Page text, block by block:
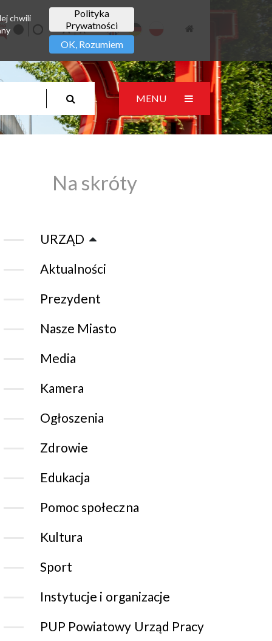
MENU
Na skróty
URZĄD
Aktualności
Prezydent
Nasze Miasto
Media
Kamera
Ogłoszenia
Zdrowie
Edukacja
Pomoc społeczna
Kultura
Sport
Instytucje i organizacje
PUP Powiatowy Urząd Pracy
Polityka
Prywatności
OK, Rozumiem
chwili